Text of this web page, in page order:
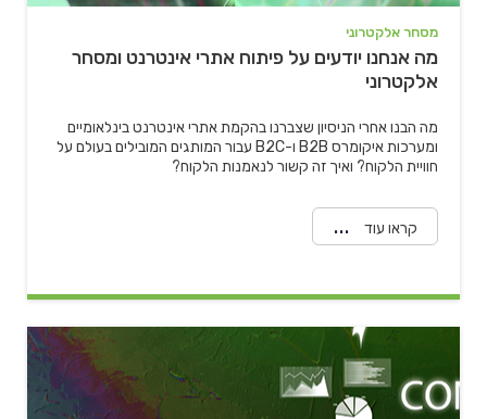
מסחר אלקטרוני
מה אנחנו יודעים על פיתוח אתרי אינטרנט ומסחר
אלקטרוני
מה הבנו אחרי הניסיון שצברנו בהקמת אתרי אינטרנט בינלאומיים
ומערכות איקומרס B2B ו-B2C עבור המותגים המובילים בעולם על
חוויית הלקוח? ואיך זה קשור לנאמנות הלקוח?
קראו עוד